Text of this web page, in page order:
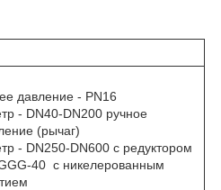
давление - PN16
- DN40-DN200 ручное
(рычаг)
- DN250-DN600 с редуктором
40 с никелерованным